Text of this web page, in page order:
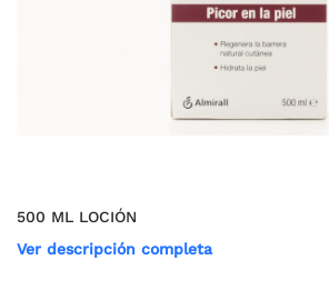
500 ML LOCIÓN
Ver descripción completa